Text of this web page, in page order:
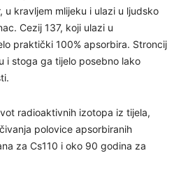
u kravljem mlijeku i ulazi u ljudsko
Cezij 137, koji ulazi u
praktički 100% apsorbira. Stroncij
i stoga ga tijelo posebno lako
radioaktivnih izotopa iz tijela,
polovice apsorbiranih
za Cs110 i oko 90 godina za